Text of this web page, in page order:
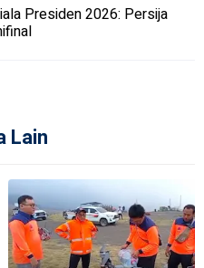
Presiden 2026: Persija
Lain